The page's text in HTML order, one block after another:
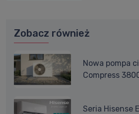
Zobacz również
Nowa pompa
Compress
Seria Hisense